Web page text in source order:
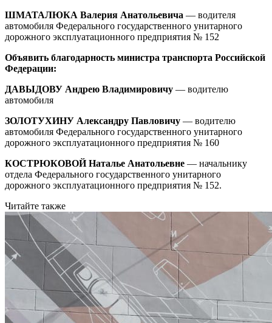
ШМАТАЛЮКА Валерия Анатольевича — водителя
автомобиля Федерального государственного унитарного
дорожного эксплуатационного предприятия № 152
Объявить благодарность министра транспорта Российской
Федерации:
ДАВЫДОВУ Андрею Владимировичу — водителю
автомобиля
ЗОЛОТУХИНУ Александру Павловичу — водителю
автомобиля Федерального государственного унитарного
дорожного эксплуатационного предприятия № 160
КОСТРЮКОВОЙ Наталье Анатольевне — начальнику
отдела Федерального государственного унитарного
дорожного эксплуатационного предприятия № 152.
Читайте также